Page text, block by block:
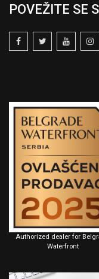
POVEŽITE SE
Authorized dealer for
Waterfront